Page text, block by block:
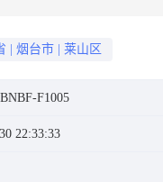
烟台市 莱山区
F1005
22:33:33